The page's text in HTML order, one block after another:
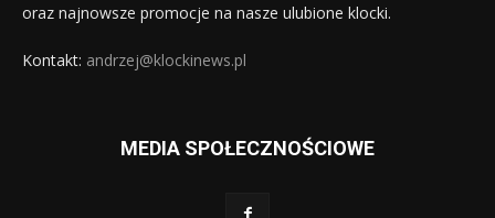
oraz najnowsze promocje na nasze ulubione klocki.
Kontakt: andrzej@klockinews.pl
MEDIA SPOŁECZNOŚCIOWE